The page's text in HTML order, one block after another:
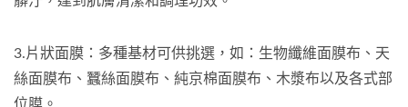
3.片狀面膜：多種基材可供挑選，如：生物纖維面膜布、天
絲面膜布、蠶絲面膜布、純京棉面膜布、木漿布以及各式部
位膜。